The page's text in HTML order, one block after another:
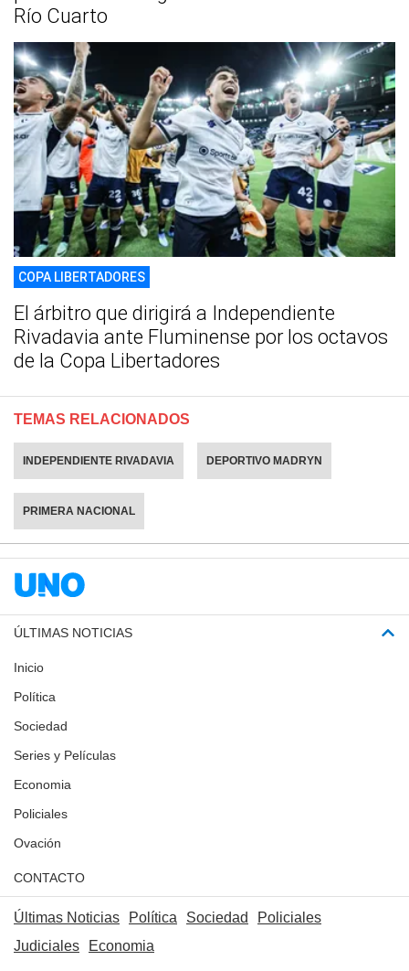
Río Cuarto
COPA LIBERTADORES
El árbitro que dirigirá a Independiente
Rivadavia ante Fluminense por los octavos
de la Copa Libertadores
TEMAS RELACIONADOS
INDEPENDIENTE RIVADAVIA DEPORTIVO MADRYN
PRIMERA NACIONAL
ÚLTIMAS NOTICIAS
Inicio
Política
Sociedad
Series y Películas
Economia
Policiales
Ovación
CONTACTO
Últimas Noticias Política Sociedad
Policiales
Judiciales
Economia